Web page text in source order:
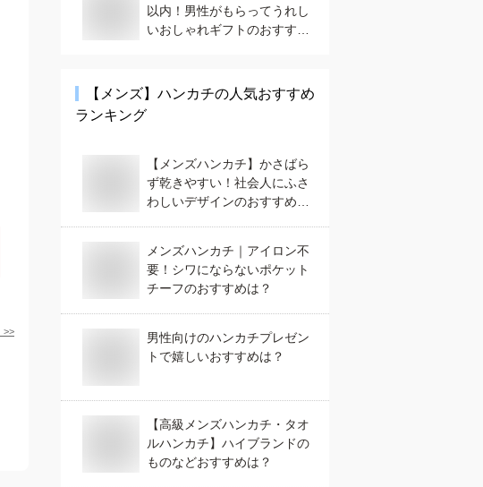
>>
以内！男性がもらってうれし
いおしゃれギフトのおすすめ
【メンズ】 ハンカチの人気おすすめ
ランキング
【メンズハンカチ】かさばら
ず乾きやすい！社会人にふさ
わしいデザインのおすすめ
メンズハンカチ｜アイロン不
要！シワにならないポケット
チーフのおすすめは？
男性向けのハンカチプレゼン
トで嬉しいおすすめは？
【高級メンズハンカチ・タオ
ルハンカチ】ハイブランドの
ものなどおすすめは？